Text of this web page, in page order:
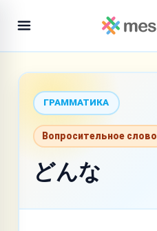
ГРАММАТИКА
Вопросительное слово
どんな